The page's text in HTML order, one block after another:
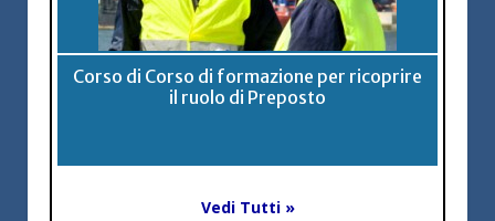
Corso di Corso di formazione per ricoprire
il ruolo di Preposto
Vedi Tutti »